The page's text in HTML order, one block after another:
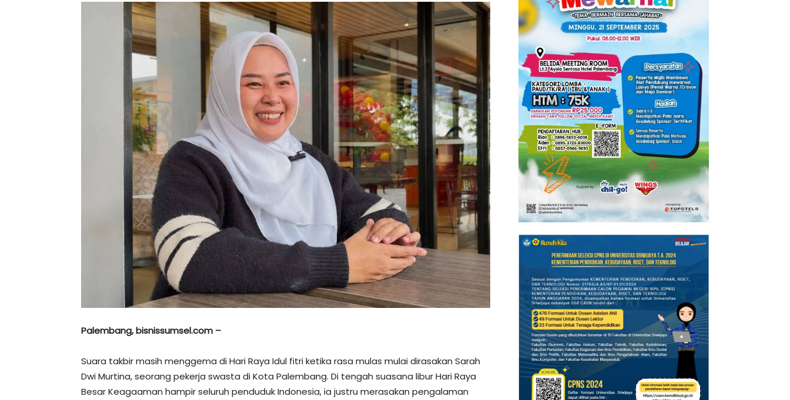
Palembang, bisnissumsel.com –
Suara takbir masih menggema di Hari Raya Idul fitri ketika rasa mulas mulai dirasakan Sarah
Dwi Murtina, seorang pekerja swasta di Kota Palembang. Di tengah suasana libur Hari Raya
Besar Keagaaman hampir seluruh penduduk Indonesia, ia justru merasakan pengalaman